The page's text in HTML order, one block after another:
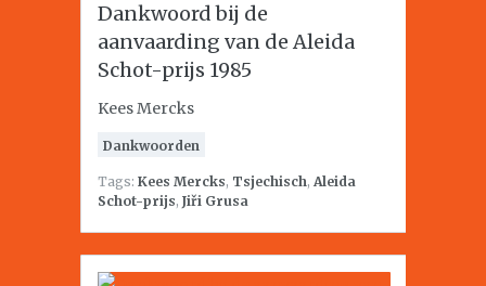
Dankwoord bij de
aanvaarding van de Aleida
Schot-prijs 1985
Kees Mercks
Dankwoorden
Tags: Kees Mercks, Tsjechisch, Aleida
Schot-prijs, Jiři Grusa